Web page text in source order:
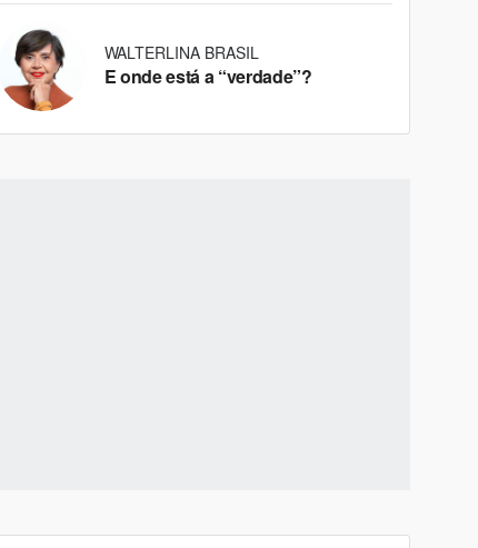
WALTERLINA BRASIL
E onde está a “verdade”?